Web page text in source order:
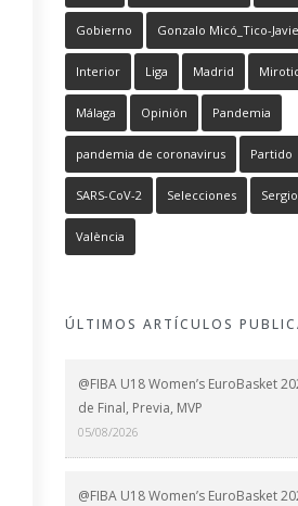
Gobierno Gonzalo Micó_Tico-
Interior Liga Madrid
Málaga Opinión Pandemia
pandemia de coronavirus Partido
SARS-CoV-2 Selecciones Sergio
València
ÚLTIMOS ARTÍCULOS
@FIBA U18 Women’s EuroBasket
de Final, Previa, MVP
05/08/2026
@FIBA U18 Women’s EuroBasket